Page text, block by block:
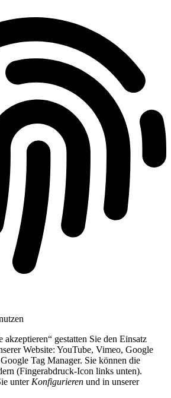
gestatten Sie den Einsatz
Website: YouTube, Vimeo, Google
Tag Manager. Sie können die
(Fingerabdruck-Icon links unten).
unter Konfigurieren und in unserer